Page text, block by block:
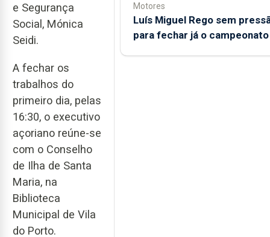
e Segurança
Social, Mónica
Seidi.
A fechar os
trabalhos do
primeiro dia, pelas
16:30, o executivo
açoriano reúne-se
com o Conselho
de Ilha de Santa
Maria, na
Biblioteca
Municipal de Vila
do Porto.
Motores
Luís Miguel Rego sem
para fechar já o campeonato